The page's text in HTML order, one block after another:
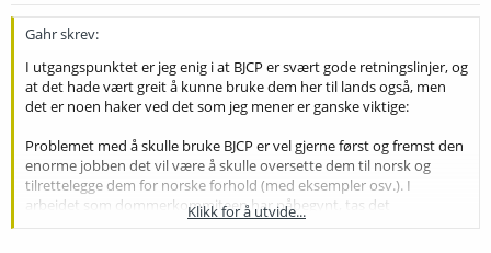
Gahr skrev:
I utgangspunktet er jeg enig i at BJCP er svært gode retningslinjer, og
at det hade vært greit å kunne bruke dem her til lands også, men
det er noen haker ved det som jeg mener er ganske viktige:
Problemet med å skulle bruke BJCP er vel gjerne først og fremst den
enorme jobben det vil være å skulle oversette dem til norsk og
tilrettelegge dem for norske forhold (med eksempler osv.). I
arbeidet som dommerkommiteen har påbegynt, tas det
utgangspunkt i de foreliggende norske, danske og svenske
Klikk for å utvide...